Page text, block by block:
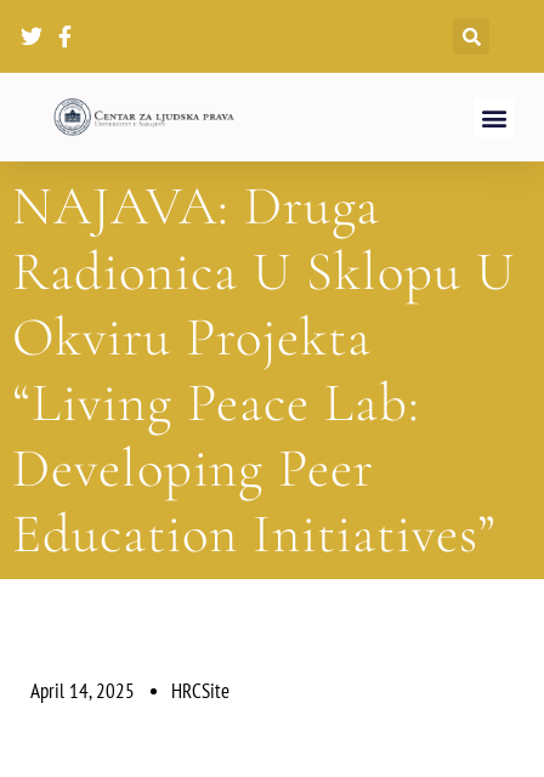
NAJAVA: Druga
Radionica U Sklopu U
Okviru Projekta
“Living Peace Lab:
Developing Peer
Education Initiatives”
April 14, 2025 HRCSite